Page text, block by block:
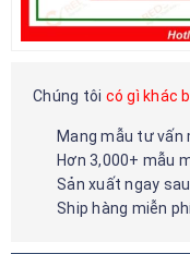
Chúng tôi có gì khác
Mang mẫu tư vấn
Hơn 3,000+ mẫu
Sản xuất ngay
Ship hàng miễn